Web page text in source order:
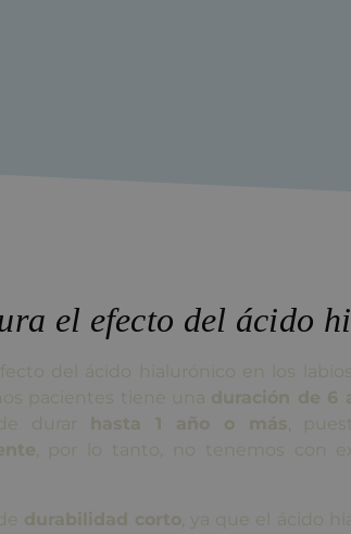
el efecto del ácido
del ácido hialurónico en los
pacientes tiene una duración de 6
durar
hasta 1 año o más ,
, por lo tanto, no tenemos con
durabilidad corto , ya que el ácido